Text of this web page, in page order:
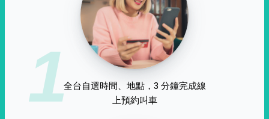
1全台自選時間、地點，3 分鐘完成線
上預約叫車